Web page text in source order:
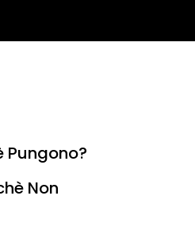
Pungono?
Non